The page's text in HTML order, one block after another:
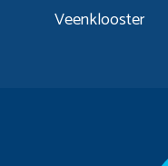
Veenklooster